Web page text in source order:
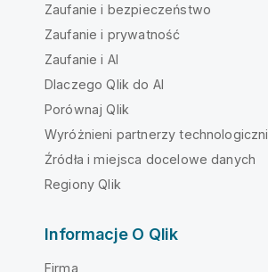
Zaufanie i bezpieczeństwo
Zaufanie i prywatność
Zaufanie i AI
Dlaczego Qlik do AI
Porównaj Qlik
Wyróżnieni partnerzy technologiczni
Źródła i miejsca docelowe danych
Regiony Qlik
Informacje O Qlik
Firma